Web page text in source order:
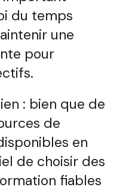
du temps
une
pour
: bien que de
de
en
de choisir des
fiables